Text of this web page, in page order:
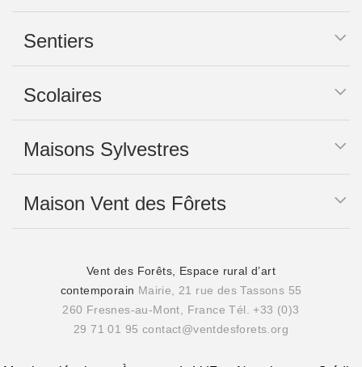
Sentiers
Scolaires
Maisons Sylvestres
Maison Vent des Fôrets
Vent des Forêts, Espace rural d’art
contemporain Mairie, 21 rue des Tassons 55
260 Fresnes-au-Mont, France Tél. +33 (0)3
29 71 01 95 contact@ventdesforets.org